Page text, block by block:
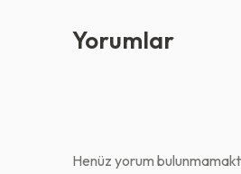
Yorumlar
Henüz yorum